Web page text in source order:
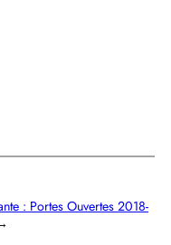
: Portes Ouvertes 2018-